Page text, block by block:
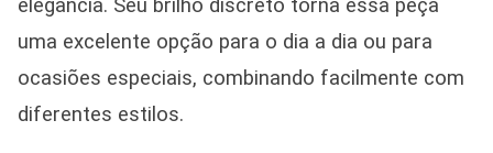
elegância. Seu brilho discreto torna essa peça
uma excelente opção para o dia a dia ou para
ocasiões especiais, combinando facilmente com
diferentes estilos.